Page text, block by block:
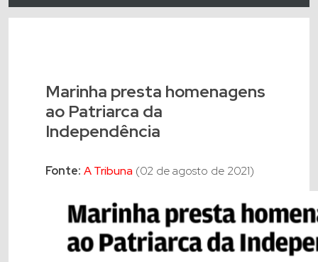
Marinha presta homenagens
ao Patriarca da
Independência
Fonte: A Tribuna (02 de agosto de 2021)